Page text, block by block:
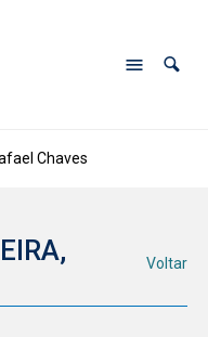
Chaves
Voltar